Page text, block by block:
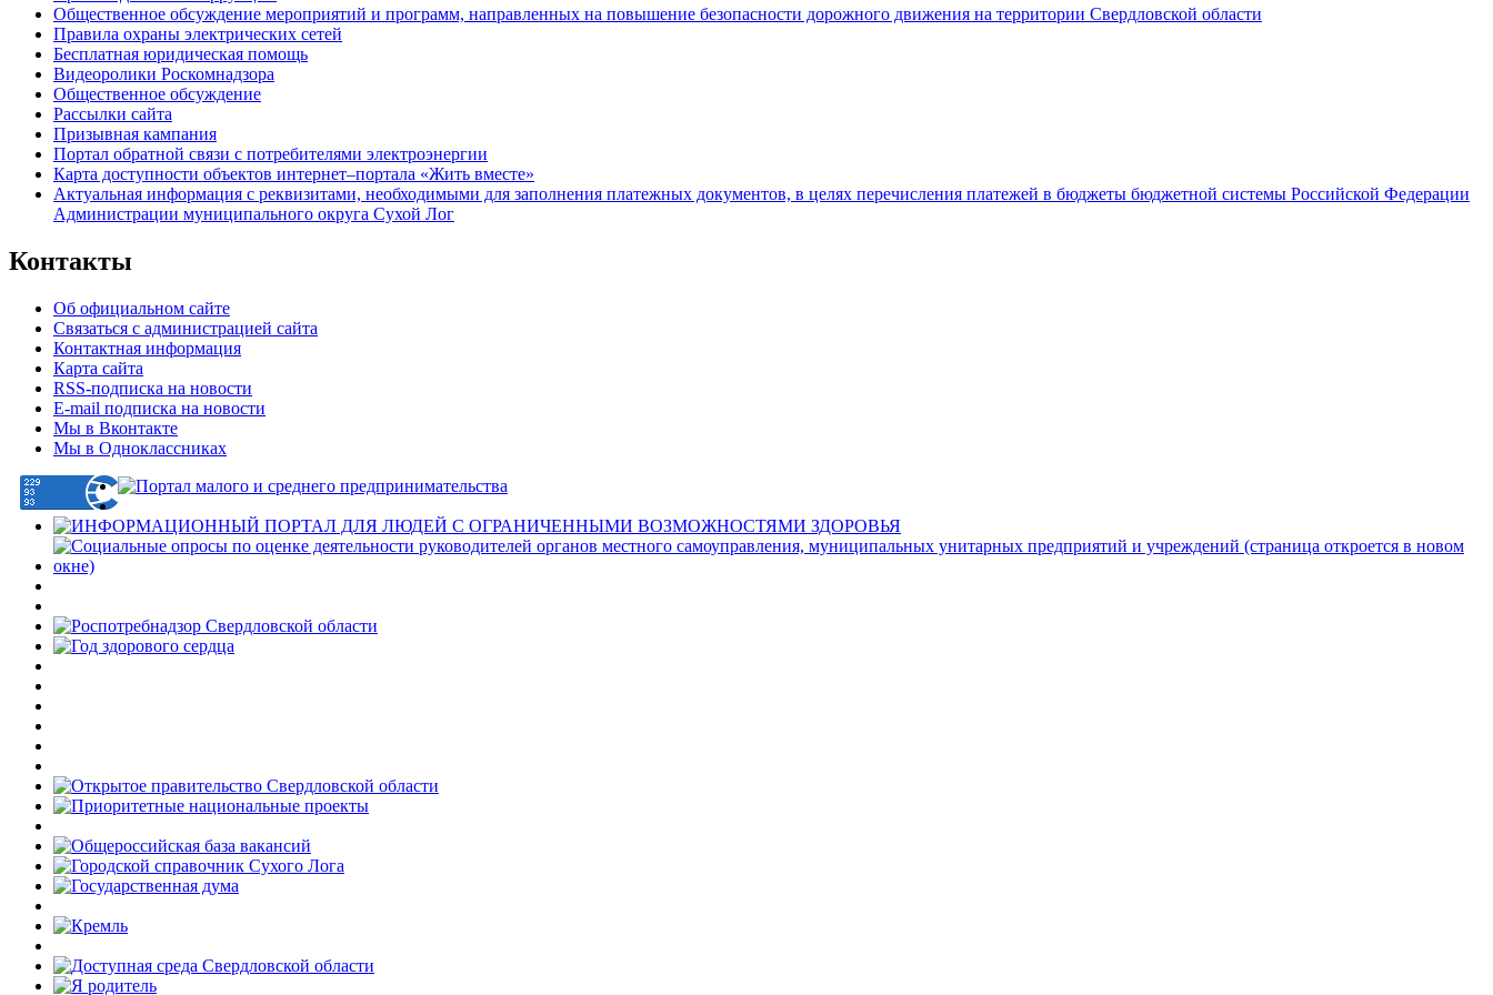
Общественное обсуждение мероприятий и программ, направленных на повышение безопасности дорожного движения на территории Свердловской области
Правила охраны электрических сетей
Бесплатная юридическая помощь
Видеоролики Роскомнадзора
Общественное обсуждение
Рассылки сайта
Призывная кампания
Портал обратной связи с потребителями электроэнергии
Карта доступности объектов интернет–портала «Жить вместе»
Актуальная информация с реквизитами, необходимыми для заполнения платежных документов, в целях перечисления платежей в бюджеты бюджетной системы Российской Федерации
Администрации муниципального округа Сухой Лог
Контакты
Об официальном сайте
Связаться с администрацией сайта
Контактная информация
Карта сайта
RSS-подписка на новости
E-mail подписка на новости
Мы в Вконтакте
Мы в Одноклассниках